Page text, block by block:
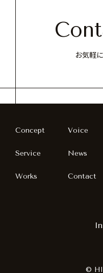
お気軽
Concept
Service
Works
Voice
News
Contact
©